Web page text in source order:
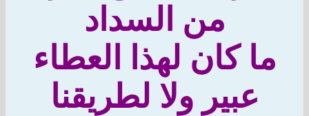
من السداد
كان لهذا العطاء
عبير ولا لطريقنا